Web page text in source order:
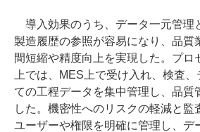
導入効果のうち、データ一元管理
製造履歴の参照が容易になり、品質
間短縮や精度向上を実現した。プロ
上では、MES上で受け入れ、検査
ての工程データを集中管理し、品質
した。機密性へのリスクの軽減と監
ユーザーや権限を明確に管理し、デ